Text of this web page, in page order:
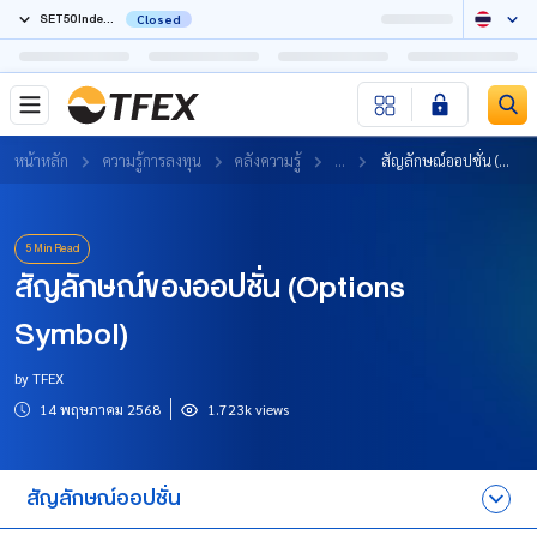
Single Stock Futures Closed
หน้าหลัก ความรู้การลงทุน คลังความรู้ ... สัญลักษณ์ออปชั่น (Options Symbol)
5 Min Read
สัญลักษณ์ของออปชั่น (Options
Symbol)
by TFEX
14 พฤษภาคม 2568
1.723k views
สัญลักษณ์ออปชั่น